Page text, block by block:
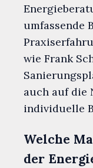
umfassende
wie Frank
auch auf die
individuelle
Welche
der